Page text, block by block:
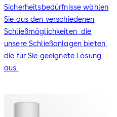
Sicherheitsbedürfnisse wählen
Sie aus den verschiedenen
Schließmöglichkeiten, die
unsere Schließanlagen bieten,
die für Sie geeignete Lösung
aus.